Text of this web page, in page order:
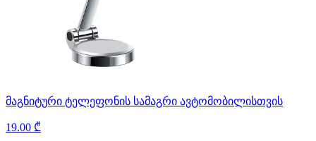
მაგნიტური ტელეფონის სამაგრი ავტომობილისთვის
19.00 ₾